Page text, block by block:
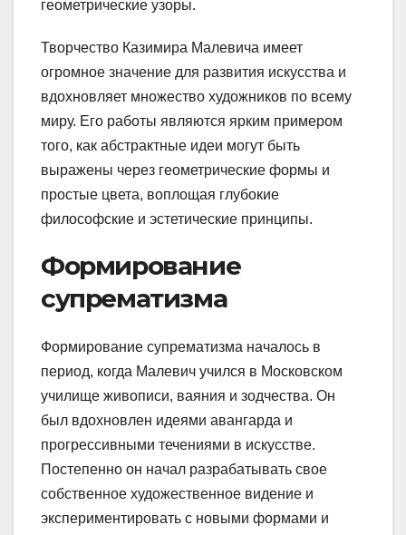
геометрические узоры.
Творчество Казимира Малевича имеет
огромное значение для развития искусства и
вдохновляет множество художников по всему
миру. Его работы являются ярким примером
того, как абстрактные идеи могут быть
выражены через геометрические формы и
простые цвета, воплощая глубокие
философские и эстетические принципы.
Формирование
супрематизма
Формирование супрематизма началось в
период, когда Малевич учился в Московском
училище живописи, ваяния и зодчества. Он
был вдохновлен идеями авангарда и
прогрессивными течениями в искусстве.
Постепенно он начал разрабатывать свое
собственное художественное видение и
экспериментировать с новыми формами и